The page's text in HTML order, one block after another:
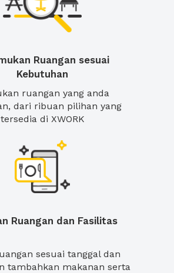
Ruangan sesuai
Kebutuhan
ruangan yang anda
dari ribuan pilihan yang
tersedia di XWORK
Ruangan dan Fasilitas
sesuai tanggal dan
tambahkan makanan serta